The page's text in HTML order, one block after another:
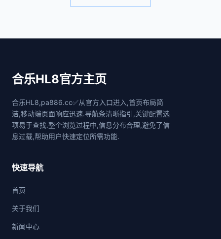
合乐HL8官方主页
合乐HL8,pa886.cc✅从官方入口进入,首页布局简
洁,移动端页面响应迅速.导航条清晰指引,关键配置选
项易于查找.整个浏览过程中,信息分布合理,避免了信
息过载,帮助用户快速定位所需功能.
快速导航
首页
关于我们
新闻中心